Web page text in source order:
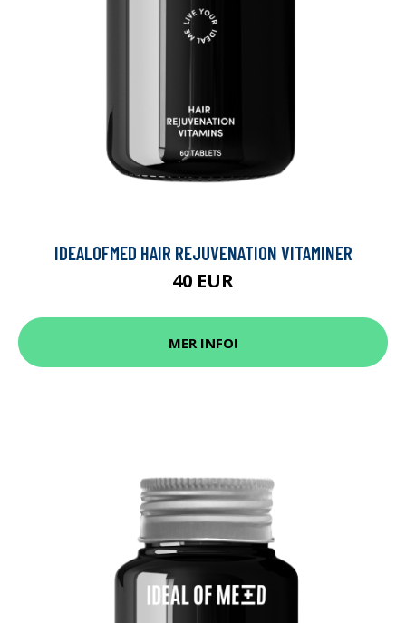
IDEALOFMED HAIR REJUVENATION VITAMINER
40 EUR
MER INFO!